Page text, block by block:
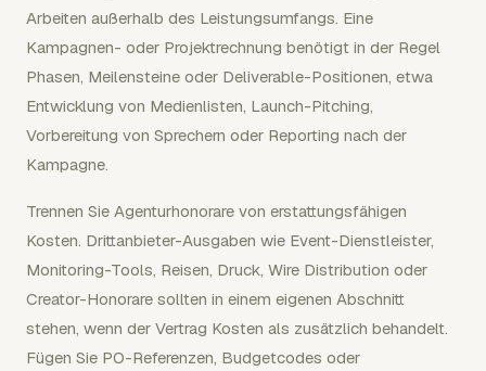
Arbeiten außerhalb des Leistungsumfangs. Eine
Kampagnen- oder Projektrechnung benötigt in der Regel
Phasen, Meilensteine oder Deliverable-Positionen, etwa
Entwicklung von Medienlisten, Launch-Pitching,
Vorbereitung von Sprechern oder Reporting nach der
Kampagne.
Trennen Sie Agenturhonorare von erstattungsfähigen
Kosten. Drittanbieter-Ausgaben wie Event-Dienstleister,
Monitoring-Tools, Reisen, Druck, Wire Distribution oder
Creator-Honorare sollten in einem eigenen Abschnitt
stehen, wenn der Vertrag Kosten als zusätzlich behandelt.
Fügen Sie PO-Referenzen, Budgetcodes oder